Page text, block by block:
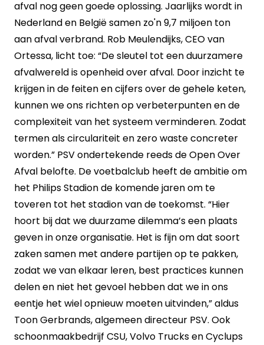
afval nog geen goede oplossing. Jaarlijks wordt in
Nederland en België samen zo'n 9,7 miljoen ton
aan afval verbrand. Rob Meulendijks, CEO van
Ortessa, licht toe: “De sleutel tot een duurzamere
afvalwereld is openheid over afval. Door inzicht te
krijgen in de feiten en cijfers over de gehele keten,
kunnen we ons richten op verbeterpunten en de
complexiteit van het systeem verminderen. Zodat
termen als circulariteit en zero waste concreter
worden.” PSV ondertekende reeds de Open Over
Afval belofte. De voetbalclub heeft de ambitie om
het Philips Stadion de komende jaren om te
toveren tot het stadion van de toekomst. “Hier
hoort bij dat we duurzame dilemma’s een plaats
geven in onze organisatie. Het is fijn om dat soort
zaken samen met andere partijen op te pakken,
zodat we van elkaar leren, best practices kunnen
delen en niet het gevoel hebben dat we in ons
eentje het wiel opnieuw moeten uitvinden,” aldus
Toon Gerbrands, algemeen directeur PSV. Ook
schoonmaakbedrijf CSU, Volvo Trucks en Cyclups